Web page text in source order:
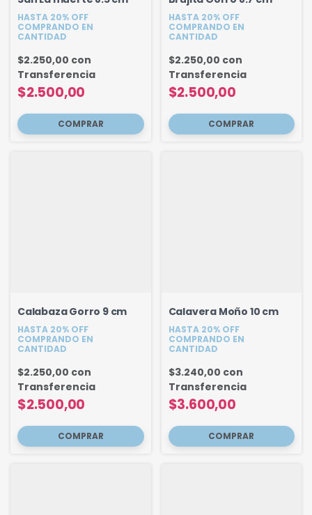
HASTA 20% OFF
COMPRANDO EN
CANTIDAD
$2.500,00
$2.250,00 con
Transferencia
HASTA 20% OFF
COMPRANDO EN
CANTIDAD
$2.500,00
$2.250,00 con
Transferencia
Calabaza Gorro 9 cm
HASTA 20% OFF
COMPRANDO EN
CANTIDAD
$2.500,00
$2.250,00 con
Transferencia
Calavera Moño 10 cm
HASTA 20% OFF
COMPRANDO EN
CANTIDAD
$3.600,00
$3.240,00 con
Transferencia